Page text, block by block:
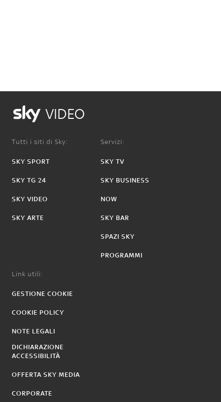
VIDEO
Tutti i siti di Sky:
SKY SPORT
SKY TG 24
SKY VIDEO
SKY ARTE
Servizi:
SKY TV
SKY BUSINESS
NOW
SKY BAR
SPAZI SKY
PROGRAMMI
Link utili:
GESTIONE COOKIE
COOKIE POLICY
NOTE LEGALI
DICHIARAZIONE
ACCESSIBILITÀ
OFFERTA SKY MEDIA
CORPORATE